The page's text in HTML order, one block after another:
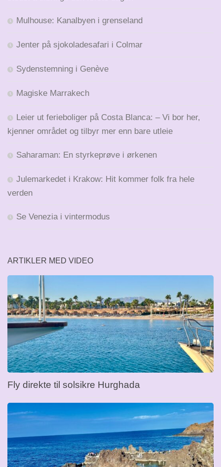
Mulhouse: Kanalbyen i grenseland
Jenter på sjokoladesafari i Colmar
Sydenstemning i Genève
Magiske Marrakech
Leier ut ferieboliger på Costa Blanca: – Vi bor her,
kjenner området og tilbyr mer enn bare utleie
Saharaman: En styrkeprøve i ørkenen
Julemarkedet i Krakow: Hit kommer folk fra hele
verden
Se Venezia i vintermodus
ARTIKLER MED VIDEO
Fly direkte til solsikre Hurghada